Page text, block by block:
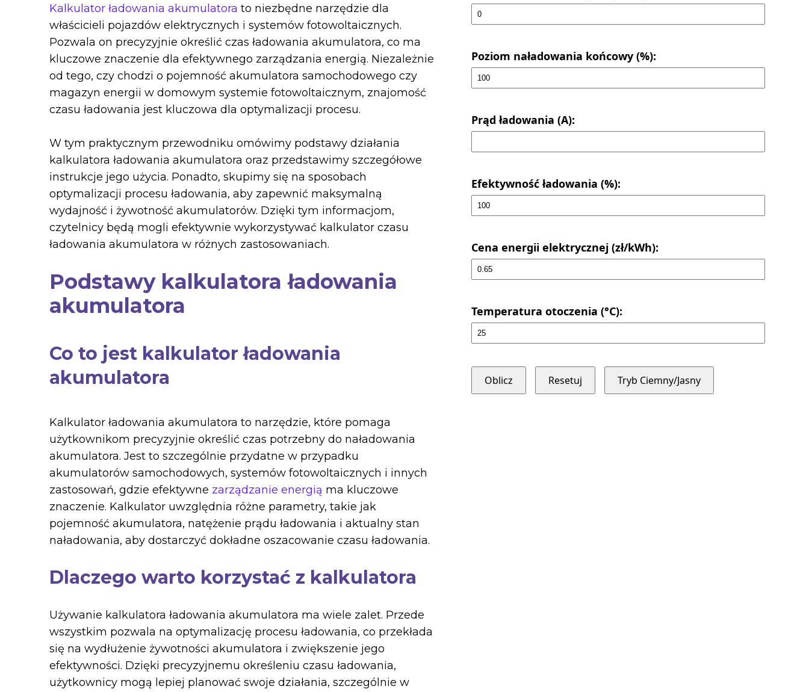
Kalkulator ładowania akumulatora to niezbędne narzędzie dla
właścicieli pojazdów elektrycznych i systemów fotowoltaicznych.
Pozwala on precyzyjnie określić czas ładowania akumulatora, co ma
kluczowe znaczenie dla efektywnego zarządzania energią. Niezależnie
od tego, czy chodzi o pojemność akumulatora samochodowego czy
magazyn energii w domowym systemie fotowoltaicznym, znajomość
czasu ładowania jest kluczowa dla optymalizacji procesu.
W tym praktycznym przewodniku omówimy podstawy działania
kalkulatora ładowania akumulatora oraz przedstawimy szczegółowe
instrukcje jego użycia. Ponadto, skupimy się na sposobach
optymalizacji procesu ładowania, aby zapewnić maksymalną
wydajność i żywotność akumulatorów. Dzięki tym informacjom,
czytelnicy będą mogli efektywnie wykorzystywać kalkulator czasu
ładowania akumulatora w różnych zastosowaniach.
Podstawy kalkulatora ładowania
akumulatora
Co to jest kalkulator ładowania
akumulatora
Kalkulator ładowania akumulatora to narzędzie, które pomaga
użytkownikom precyzyjnie określić czas potrzebny do naładowania
akumulatora. Jest to szczególnie przydatne w przypadku
akumulatorów samochodowych, systemów fotowoltaicznych i innych
zastosowań, gdzie efektywne zarządzanie energią ma kluczowe
znaczenie. Kalkulator uwzględnia różne parametry, takie jak
pojemność akumulatora, natężenie prądu ładowania i aktualny stan
naładowania, aby dostarczyć dokładne oszacowanie czasu ładowania.
Dlaczego warto korzystać z kalkulatora
Używanie kalkulatora ładowania akumulatora ma wiele zalet. Przede
wszystkim pozwala na optymalizację procesu ładowania, co przekłada
się na wydłużenie żywotności akumulatora i zwiększenie jego
efektywności. Dzięki precyzyjnemu określeniu czasu ładowania,
użytkownicy mogą lepiej planować swoje działania, szczególnie w
Poziom naładowania końcowy (%):
Prąd ładowania (A):
Efektywność ładowania (%):
Cena energii elektrycznej (zł/kWh):
Temperatura otoczenia (°C):
Oblicz Resetuj Tryb Ciemny/Jasny